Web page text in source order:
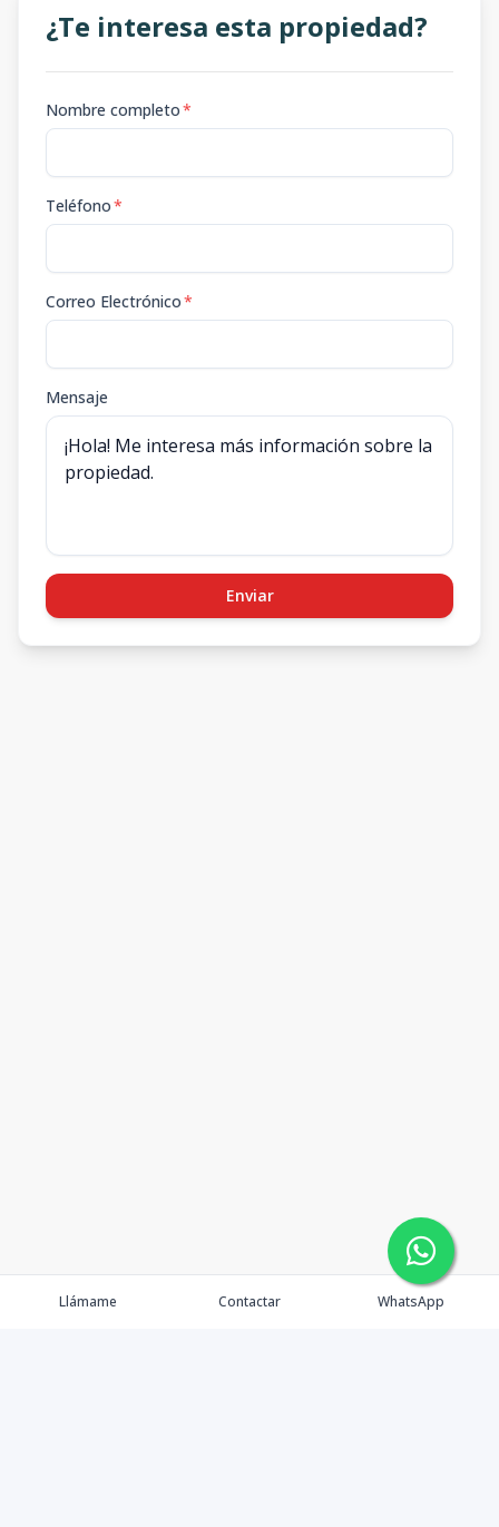
¿Te interesa esta propiedad?
Nombre completo*
Teléfono*
Correo Electrónico*
Mensaje
Enviar
Llámame Contactar WhatsApp